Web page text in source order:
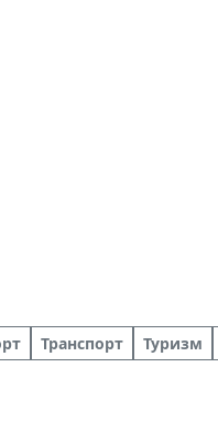
Транспорт Туризм